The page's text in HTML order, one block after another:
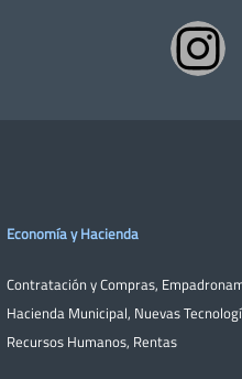
Economía y Hacienda
Contratación y Compras,
Hacienda Municipal, Nuevas
Recursos Humanos, Rentas